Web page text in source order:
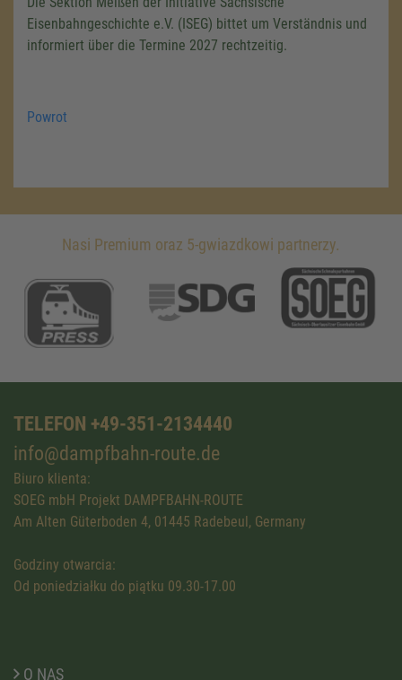
Eisenbahngeschichte e.V. (ISEG) bittet um Verständnis und
informiert über die Termine 2027 rechtzeitig.
Powrot
Nasi Premium oraz 5-gwiazdkowi partnerzy.
TELEFON +49-351-2134440
info@dampfbahn-route.de
Biuro klienta:
SOEG mbH Projekt DAMPFBAHN-ROUTE
Am Alten Güterboden 4, 01445 Radebeul, Germany
Godziny otwarcia:
Od poniedziałku do piątku 09.30-17.00
O NAS